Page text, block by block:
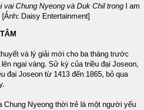
vai Chung Nyeong và Duk Chil trong
I am
[Ảnh: Daisy Entertainment]
và lý giải mới cho ba tháng trước
ngai vàng. Sử ký của triều đại Joseon,
đại Joseon từ 1413 đến 1865, bỏ qua
Chung Nyeong thời trẻ là một người yếu